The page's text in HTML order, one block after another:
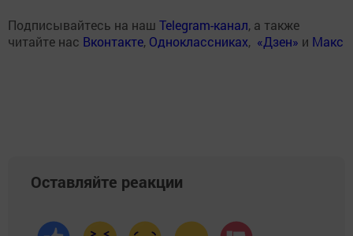
Подписывайтесь на наш Telegram-канал, а также
читайте нас Вконтакте, Одноклассниках, «Дзен» и Макс
Оставляйте реакции